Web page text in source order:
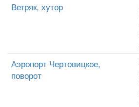
Ветряк, хутор
Аэропорт Чертовицкое,
поворот